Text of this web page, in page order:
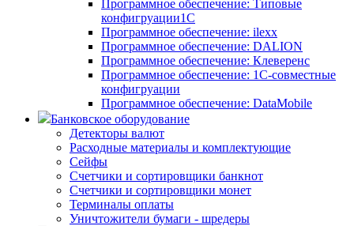
Программное обеспечение: Типовые
конфигруации1С
Программное обеспечение: ilexx
Программное обеспечение: DALION
Программное обеспечение: Клеверенс
Программное обеспечение: 1С-совместные
конфигруации
Программное обеспечение: DataMobile
Банковское оборудование
Детекторы валют
Расходные материалы и комплектующие
Сейфы
Счетчики и сортировщики банкнот
Счетчики и сортировщики монет
Терминалы оплаты
Уничтожители бумаги - шредеры